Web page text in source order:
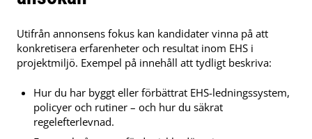
Utifrån annonsens fokus kan kandidater vinna på att
konkretisera erfarenheter och resultat inom EHS i
projektmiljö. Exempel på innehåll att tydligt beskriva:
Hur du har byggt eller förbättrat EHS-ledningssystem,
policyer och rutiner – och hur du säkrat
regelefterlevnad.